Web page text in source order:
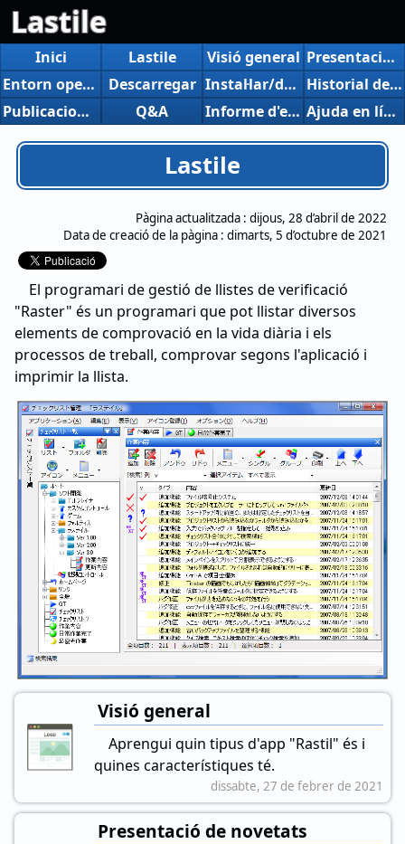
Lastile
Inici Lastile Visió general
Presentació de novetats
Entorn operatiu
Descarregar Instal·lar/desinstal·lar
Historial de versions del Version up
Publicacions, presentacions, etc.
Q&A Informe d'error Ajuda en línia
Lastile
Pàgina actualitzada : dijous, 28 d’abril de 2022
Data de creació de la pàgina : dimarts, 5 d’octubre de 2021
El programari de gestió de llistes de verificació
"Raster" és un programari que pot llistar diversos
elements de comprovació en la vida diària i els
processos de treball, comprovar segons l'aplicació i
imprimir la llista.
Visió general
Aprengui quin tipus d'app "Rastil" és i
quines característiques té.
dissabte, 27 de febrer de 2021
Presentació de novetats